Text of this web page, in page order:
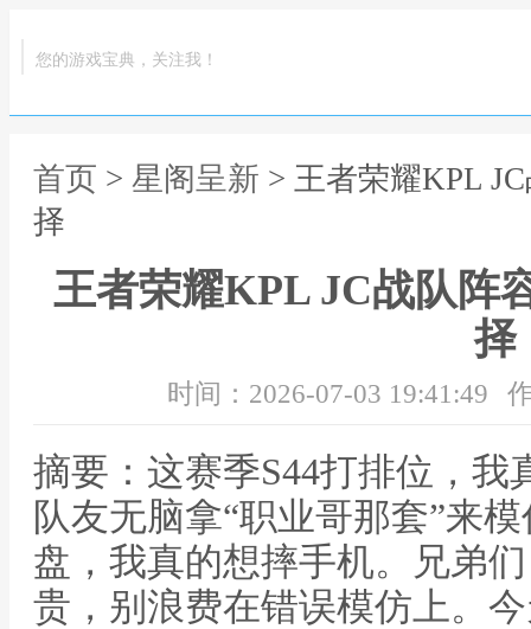
您的游戏宝典，关注我！
首页 > 星阁呈新 > 王者荣耀KPL
择
王者荣耀KPL JC战队阵
择
时间：2026-07-03 19:41:49
摘要：这赛季S44打排位，
队友无脑拿“职业哥那套”来
盘，我真的想摔手机。兄弟
贵，别浪费在错误模仿上。